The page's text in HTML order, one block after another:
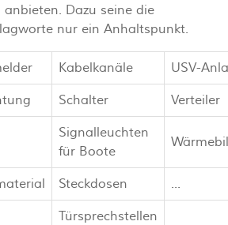
anbieten. Dazu seine die
nur ein Anhaltspunkt.
Kabelkanäle USV-
Schalter Verteiler
Signalleuchten
für Boote
Steckdosen ...
Türsprechstellen